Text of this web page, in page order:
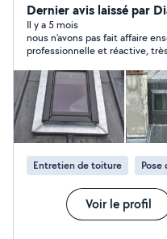
avec une priorité :
clairement ce que l'on fait. Nous intervenons
régulièrement pour : Recherche de fuite toiture +
réparations Remplacement tuiles, ardoises, zinc, Velux
Étanchéité, faîtage, rives,
démoussage de toiture Traitement hydrofuge Isolation
de combles Nettoyage gouttières Interventions en
hauteur (cordistes si nécessaire)
également des
détaillé, utilisable pour
propriétaire. Entreprise déclarée Garantie décennale +
RC professionnelle. Notre approche : diagnostic clair,
solutions adaptées et tarifs
envoyer des photos pour
Dernier avis laissé par
Il y a 5 mois
nous n'avons pas fait affaire
professionnelle et réactive,
Entretien de toiture
Voir le profil